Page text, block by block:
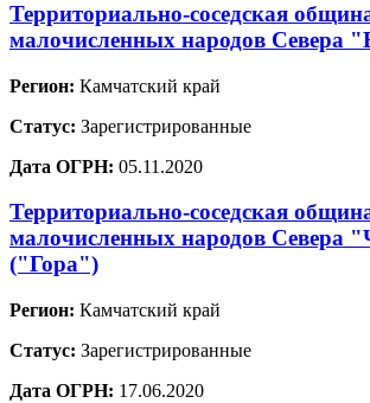
Территориально-соседская
малочисленных народов
Регион: Камчатский край
Статус: Зарегистрированные
Дата ОГРН: 05.11.2020
Территориально-соседская
малочисленных народов Севера
("Гора")
Регион: Камчатский край
Статус: Зарегистрированные
Дата ОГРН: 17.06.2020